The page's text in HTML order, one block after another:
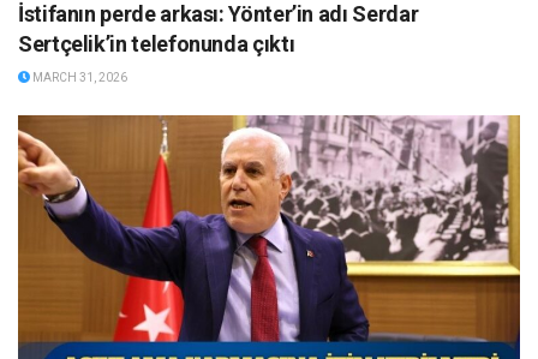
İstifanın perde arkası: Yönter’in adı Serdar
Sertçelik’in telefonunda çıktı
MARCH 31, 2026